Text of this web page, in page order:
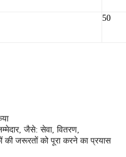
50
जैसे: सेवा, वितरण,
जरूरतों को पूरा करने का प्रयास